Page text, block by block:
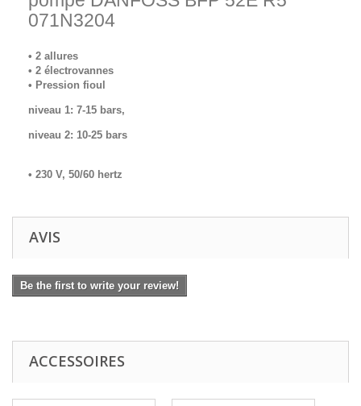
071N3204
• 2 allures
• 2 électrovannes
• Pression fioul
niveau 1: 7-15 bars,
niveau 2: 10-25 bars
• 230 V, 50/60 hertz
AVIS
Be the first to write your review!
ACCESSOIRES